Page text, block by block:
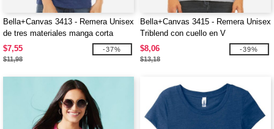
Bella+Canvas 3413 - Remera Unisex
de tres materiales manga corta
$7,55
$11,98
-37%
Bella+Canvas 3415 - Remera Unisex
Triblend con cuello en V
$8,06
$13,18
-39%